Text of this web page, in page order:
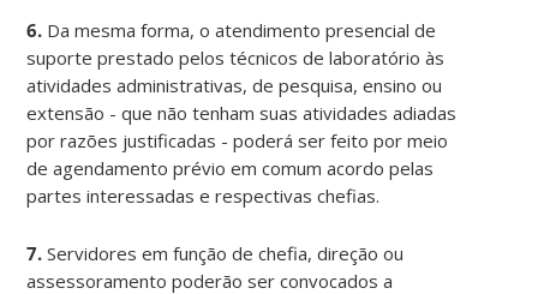
6. Da mesma forma, o atendimento presencial de
suporte prestado pelos técnicos de laboratório às
atividades administrativas, de pesquisa, ensino ou
extensão - que não tenham suas atividades adiadas
por razões justificadas - poderá ser feito por meio
de agendamento prévio em comum acordo pelas
partes interessadas e respectivas chefias.
7. Servidores em função de chefia, direção ou
assessoramento poderão ser convocados a